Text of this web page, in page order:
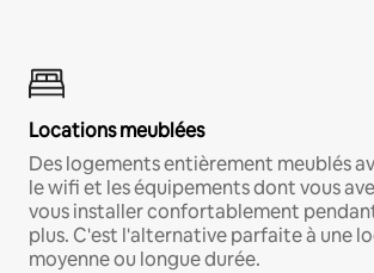
Locations meublées
Des logements entièrement meublés
le wifi et les équipements dont vous
vous installer confortablement
plus. C'est l'alternative parfaite à une
moyenne ou longue durée.